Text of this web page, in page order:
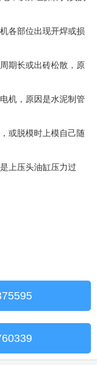
各部位出现开焊或损
期长或出砖松散，原
机，原因是水泥制管
或脱模时上模自己随
上压头油缸压力过